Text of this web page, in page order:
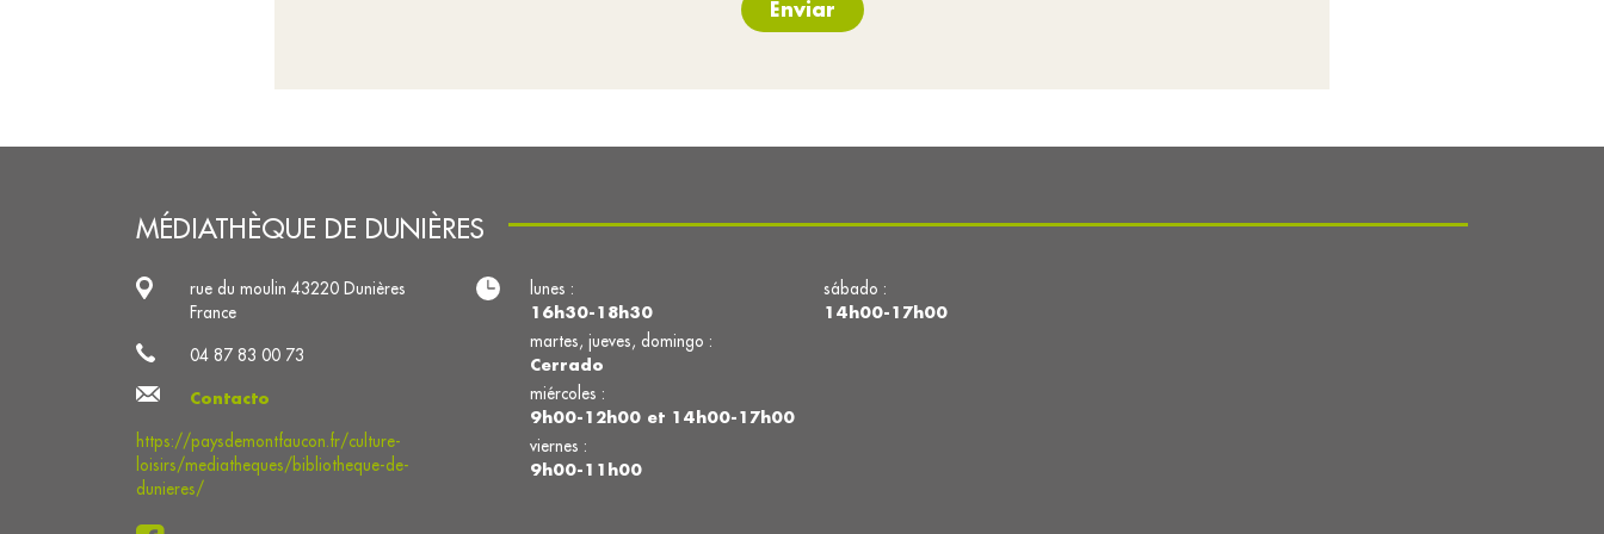
Enviar
MÉDIATHÈQUE DE DUNIÈRES
rue du moulin 43220 Dunières
France
04 87 83 00 73
Contacto
https://paysdemontfaucon.fr/culture-
loisirs/mediatheques/bibliotheque-de-
dunieres/
lunes :
16h30-18h30
martes, jueves, domingo :
Cerrado
miércoles :
9h00-12h00 et 14h00-17h00
viernes :
9h00-11h00
sábado :
14h00-17h00